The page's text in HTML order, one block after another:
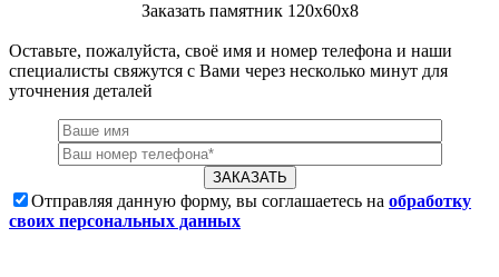
Заказать памятник 120х60х8
Оставьте, пожалуйста, своё имя и номер телефона и наши
специалисты свяжутся с Вами через несколько минут для
уточнения деталей
Отправляя данную форму, вы соглашаетесь на обработку
своих персональных данных